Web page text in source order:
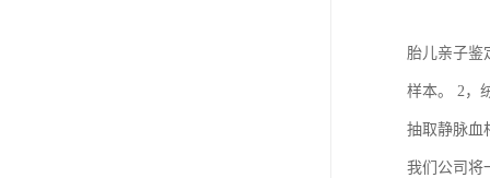
胎儿亲子鉴
样本。 2，
抽取静脉血
我们公司将